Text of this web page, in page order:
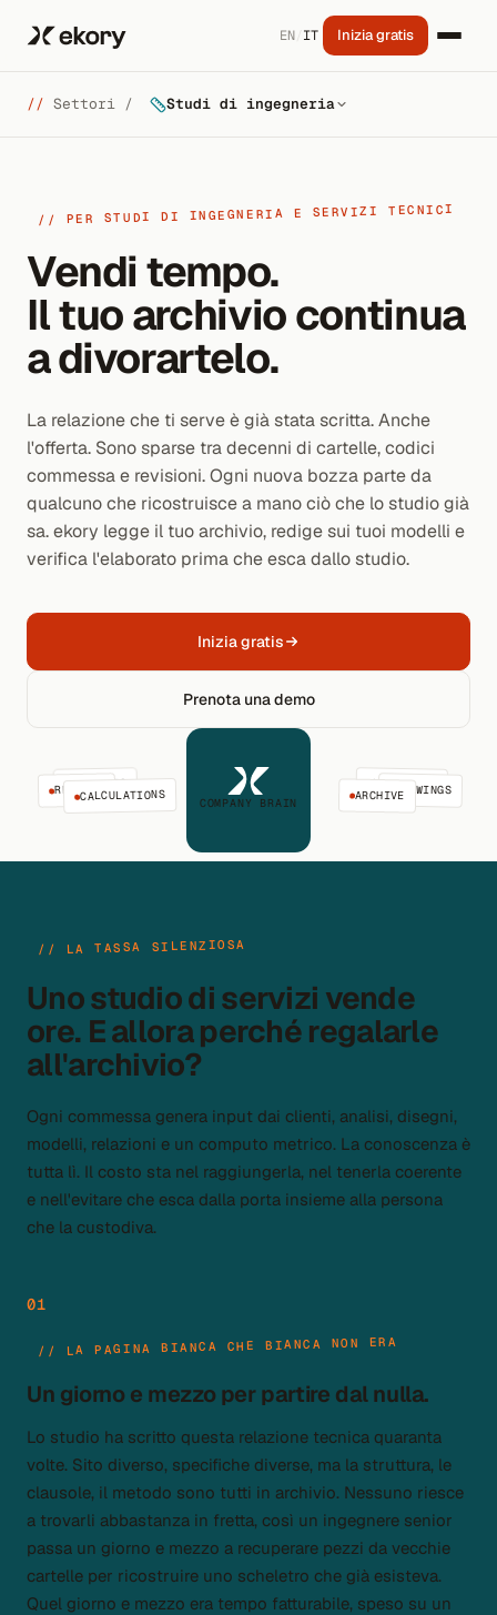
EN IT Inizia gratis
// Settori / Studi di ingegneria
// PER STUDI DI INGEGNERIA E SERVIZI TECNICI
Vendi tempo.
Il tuo archivio continua
a divorartelo.
La relazione che ti serve è già stata scritta. Anche
l'offerta. Sono sparse tra decenni di cartelle, codici
commessa e revisioni. Ogni nuova bozza parte da
qualcuno che ricostruisce a mano ciò che lo studio già
sa. ekory legge il tuo archivio, redige sui tuoi modelli e
verifica l'elaborato prima che esca dallo studio.
Inizia gratis
Prenota una demo
COMPANY BRAIN
PROJECTS NORMATIVE
REPORTS DRAWINGS
CALCULATIONS ARCHIVE
// LA TASSA SILENZIOSA
Uno studio di servizi vende
ore. E allora perché regalarle
all'archivio?
Ogni commessa genera input dai clienti, analisi, disegni,
modelli, relazioni e un computo metrico. La conoscenza è
tutta lì. Il costo sta nel raggiungerla, nel tenerla coerente
e nell'evitare che esca dalla porta insieme alla persona
che la custodiva.
01
// LA PAGINA BIANCA CHE BIANCA NON ERA
Un giorno e mezzo per partire dal nulla.
Lo studio ha scritto questa relazione tecnica quaranta
volte. Sito diverso, specifiche diverse, ma la struttura, le
clausole, il metodo sono tutti in archivio. Nessuno riesce
a trovarli abbastanza in fretta, così un ingegnere senior
passa un giorno e mezzo a recuperare pezzi da vecchie
cartelle per ricostruire uno scheletro che già esisteva.
Quel giorno e mezzo era tempo fatturabile, speso su un